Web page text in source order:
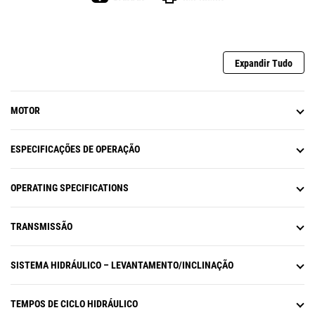
Expandir Tudo
MOTOR
ESPECIFICAÇÕES DE OPERAÇÃO
OPERATING SPECIFICATIONS
TRANSMISSÃO
SISTEMA HIDRÁULICO – LEVANTAMENTO/INCLINAÇÃO
TEMPOS DE CICLO HIDRÁULICO